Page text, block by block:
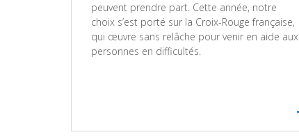
peuvent prendre part. Cette année, notre
choix s’est porté sur la Croix-Rouge française,
qui œuvre sans relâche pour venir en aide aux
personnes en difficultés.